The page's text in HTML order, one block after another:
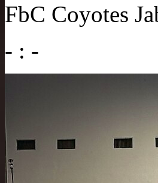
FbC Coyotes
- : -